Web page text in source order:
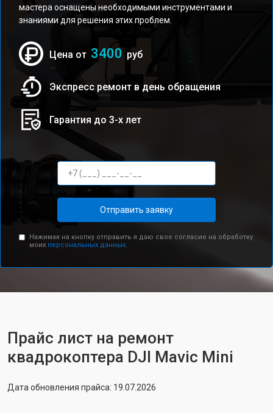
мастера оснащены необходимыми инструментами и
знаниями для решения этих проблем.
Цена от 3400 руб
Экспресс ремонт в день обращения
Гарантия до 3-х лет
Отправить заявку
Нажимая на кнопку отправить я даю свое согласие на обработку
моих персональных данных.
Прайс лист на ремонт
квадрокоптера DJI Mavic Mini
Дата обновления прайса: 19.07.2026